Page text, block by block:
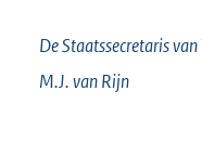
De Staatssecretaris
M.J. vanRijn